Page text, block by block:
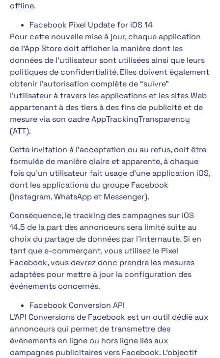
offline.
Facebook Pixel Update for iOS 14
Pour cette nouvelle mise à jour, chaque application
de l’App Store doit afficher la manière dont les
données de l’utilisateur sont utilisées ainsi que leurs
politiques de confidentialité. Elles doivent également
obtenir l’autorisation complète de “suivre”
l’utilisateur à travers les applications et les sites Web
appartenant à des tiers à des fins de publicité et de
mesure via son cadre AppTrackingTransparency
(ATT).
Cette invitation à l’acceptation ou au refus, doit être
formulée de manière claire et apparente, à chaque
fois qu’un utilisateur fait usage d’une application iOS,
dont les applications du groupe Facebook
(Instagram, WhatsApp et Messenger).
Conséquence, le tracking des campagnes sur iOS
14.5 de la part des annonceurs sera limité suite au
choix du partage de données par l’internaute. Si en
tant que e-commerçant, vous utilisez le Pixel
Facebook, vous devrez donc prendre les mesures
adaptées pour mettre à jour la configuration des
événements concernés.
Facebook Conversion API
L’API Conversions de Facebook est un outil dédié aux
annonceurs qui permet de transmettre des
évènements en ligne ou hors ligne liés aux
campagnes publicitaires vers Facebook. L’objectif